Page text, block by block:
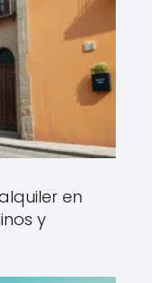
en
y